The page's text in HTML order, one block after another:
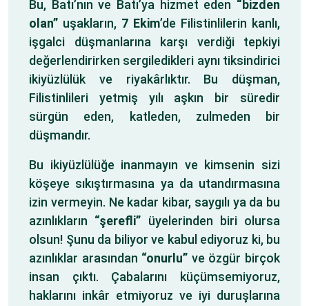
Bu, Batı’nın ve Batı’ya hizmet eden “bizden
olan” uşakların, 7 Ekim’de Filistinlilerin kanlı,
işgalci düşmanlarına karşı verdiği tepkiyi
değerlendirirken sergiledikleri aynı tiksindirici
ikiyüzlülük ve riyakârlıktır. Bu düşman,
Filistinlileri yetmiş yılı aşkın bir süredir
sürgün eden, katleden, zulmeden bir
düşmandır.
Bu ikiyüzlülüğe inanmayın ve kimsenin sizi
köşeye sıkıştırmasına ya da utandırmasına
izin vermeyin. Ne kadar kibar, saygılı ya da bu
azınlıkların “şerefli” üyelerinden biri olursa
olsun! Şunu da biliyor ve kabul ediyoruz ki, bu
azınlıklar arasından “onurlu” ve özgür birçok
insan çıktı. Çabalarını küçümsemiyoruz,
haklarını inkâr etmiyoruz ve iyi duruşlarına